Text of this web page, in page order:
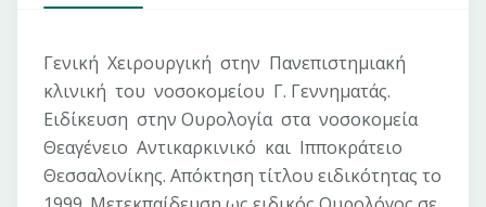
Γενική Χειρουργική στην Πανεπιστημιακή
κλινική του νοσοκομείου Γ. Γεννηματάς.
Ειδίκευση στην Ουρολογία στα νοσοκομεία
Θεαγένειο Αντικαρκινικό και Ιπποκράτειο
Θεσσαλονίκης. Απόκτηση τίτλου ειδικότητας το